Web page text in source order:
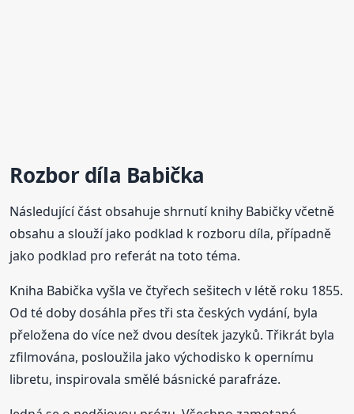
Rozbor díla Babička
Následující část obsahuje shrnutí knihy Babičky včetně
obsahu a slouží jako podklad k rozboru díla, případně
jako podklad pro referát na toto téma.
Kniha Babička vyšla ve čtyřech sešitech v létě roku 1855.
Od té doby dosáhla přes tři sta českých vydání, byla
přeložena do více než dvou desítek jazyků. Třikrát byla
zfilmována, posloužila jako východisko k opernímu
libretu, inspirovala smělé básnické parafráze.